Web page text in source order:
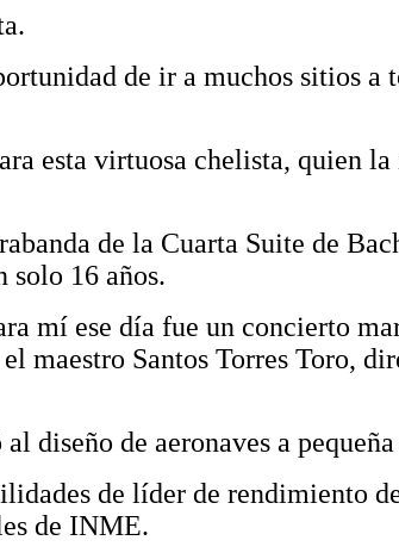
de ir a muchos sitios a
esta virtuosa chelista, quien la
de la Cuarta Suite de
solo 16 años.
mí ese día fue un concierto
maestro Santos Torres Toro,
diseño de aeronaves a pequeña
de líder de rendimiento
de INME.